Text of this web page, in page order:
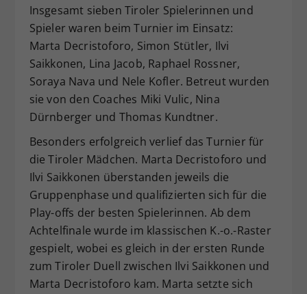
Insgesamt sieben Tiroler Spielerinnen und
Spieler waren beim Turnier im Einsatz:
Marta Decristoforo, Simon Stütler, Ilvi
Saikkonen, Lina Jacob, Raphael Rossner,
Soraya Nava und Nele Kofler. Betreut wurden
sie von den Coaches Miki Vulic, Nina
Dürnberger und Thomas Kundtner.
Besonders erfolgreich verlief das Turnier für
die Tiroler Mädchen. Marta Decristoforo und
Ilvi Saikkonen überstanden jeweils die
Gruppenphase und qualifizierten sich für die
Play-offs der besten Spielerinnen. Ab dem
Achtelfinale wurde im klassischen K.-o.-Raster
gespielt, wobei es gleich in der ersten Runde
zum Tiroler Duell zwischen Ilvi Saikkonen und
Marta Decristoforo kam. Marta setzte sich
Zweck
Dieser Wert speichert Ihre Consent-
Einstellungen. Unter anderem eine
zufällig generierte ID, für die
historische Speicherung Ihrer
vorgenommen Einstellungen, falls der
Webseiten-Betreiber dies eingestellt
hat.